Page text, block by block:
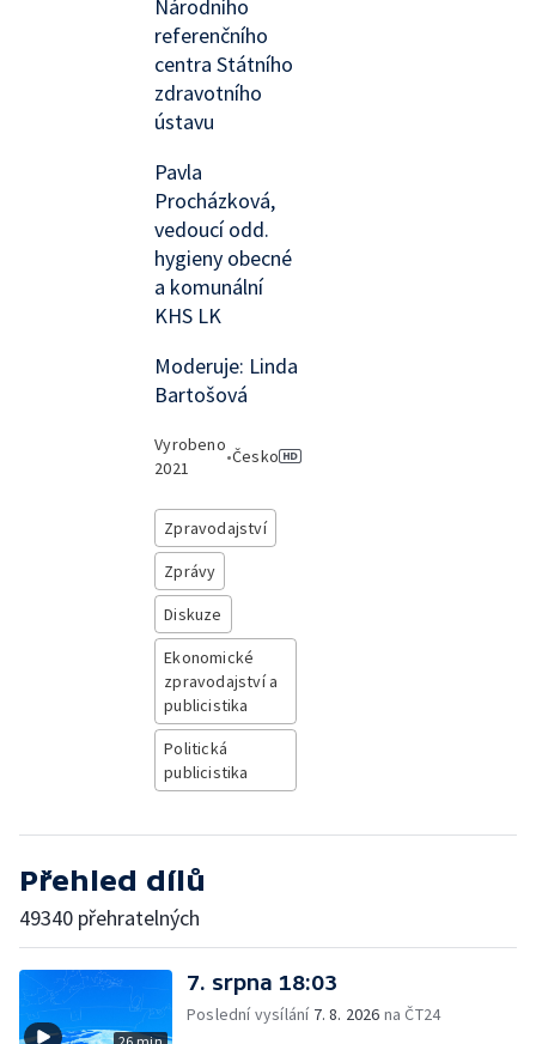
Národního
referenčního
centra Státního
zdravotního
ústavu
Pavla
Procházková,
vedoucí odd.
hygieny obecné
a komunální
KHS LK
Moderuje: Linda
Bartošová
Vyrobeno
2021
•Česko
Zpravodajství
Zprávy
Diskuze
Ekonomické
zpravodajství a
publicistika
Politická
publicistika
Přehled dílů
49340 přehratelných
7. srpna 18:03
Poslední vysílání 7. 8. 2026 na ČT24